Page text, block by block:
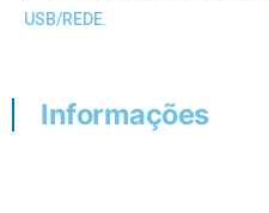
USB/REDE.
Informações